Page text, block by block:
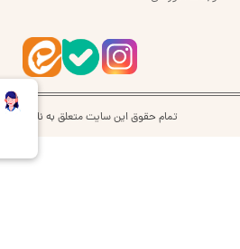
تمام حقوق این سایت متعلق به نام اُرشُمی | orshomi می‌باشد.